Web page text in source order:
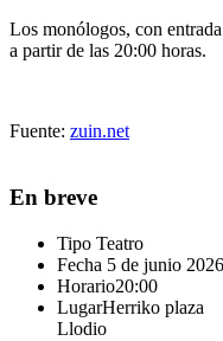
Los monólogos, con
a partir de las 20:00 horas.
Fuente: zuin.net
En breve
Tipo Teatro
Fecha 5 de junio 2026
Horario20:00
LugarHerriko plaza
Llodio